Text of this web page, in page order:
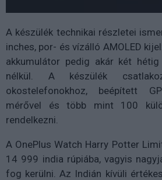
A készülék technikai részletei
inches, por- és vízálló AMOLED
akkumulátor pedig akár két
nélkül. A készülék
okostelefonokhoz, beépített
mérővel és több mint 100
rendelkezni.
A OnePlus Watch Harry Potter
14 999 india rúpiába, vagyis
fog kerülni. Az Indián kívüli